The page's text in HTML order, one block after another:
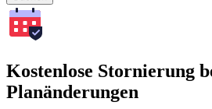
Kostenlose Stornierung
Planänderungen